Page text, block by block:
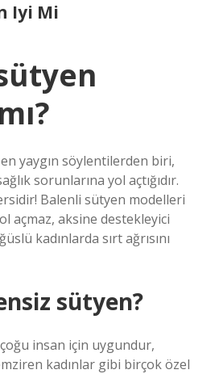
Iyi Mi
yaygın söylentilerden biri,
sorunlarına yol açtığıdır.
Balenli sütyen modelleri
açmaz, aksine destekleyici
kadınlarda sırt ağrısını
sütyen?
insan için uygundur,
kadınlar gibi birçok özel